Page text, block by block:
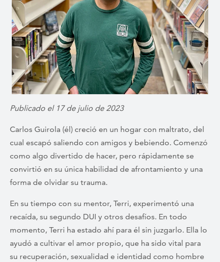
Publicado el 17 de julio de 2023
Carlos Guirola (él) creció en un hogar con maltrato, del
cual escapó saliendo con amigos y bebiendo. Comenzó
como algo divertido de hacer, pero rápidamente se
convirtió en su única habilidad de afrontamiento y una
forma de olvidar su trauma.
En su tiempo con su mentor, Terri, experimentó una
recaída, su segundo DUI y otros desafíos. En todo
momento, Terri ha estado ahí para él sin juzgarlo. Ella lo
ayudó a cultivar el amor propio, que ha sido vital para
su recuperación, sexualidad e identidad como hombre